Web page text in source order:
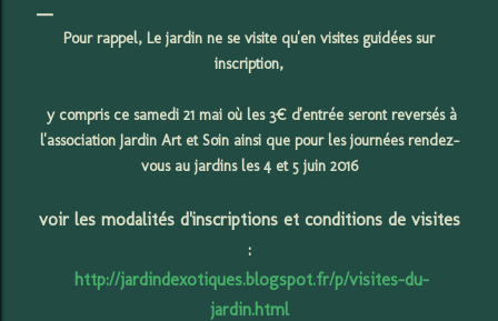
Pour rappel, Le jardin ne se visite qu'en visites guidées sur
inscription,
y compris ce samedi 21 mai où les 3€ d'entrée seront reversés à
l'association Jardin Art et Soin ainsi que pour les journées rendez-
vous au jardins les 4 et 5 juin 2016
voir les modalités d'inscriptions et conditions de visites
:
http://jardindexotiques.blogspot.fr/p/visites-du-
jardin.html